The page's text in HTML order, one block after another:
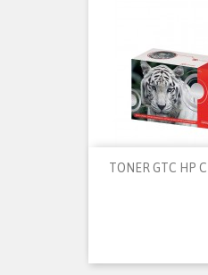
TONER GTC HP